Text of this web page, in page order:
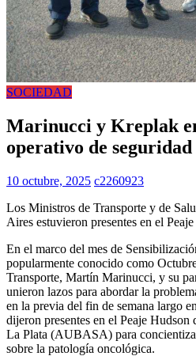
SOCIEDAD
Marinucci y Kreplak
operativo de
10 octubre, 2025 c2260923
Los Ministros de Transporte y de
Aires estuvieron presentes en el
En el marco del mes de
popularmente conocido como
Transporte, Martín Marinucci, y su
unieron lazos para abordar la
en la previa del fin de semana largo
dijeron presentes en el Peaje
La Plata (AUBASA) para
sobre la patología oncológica.